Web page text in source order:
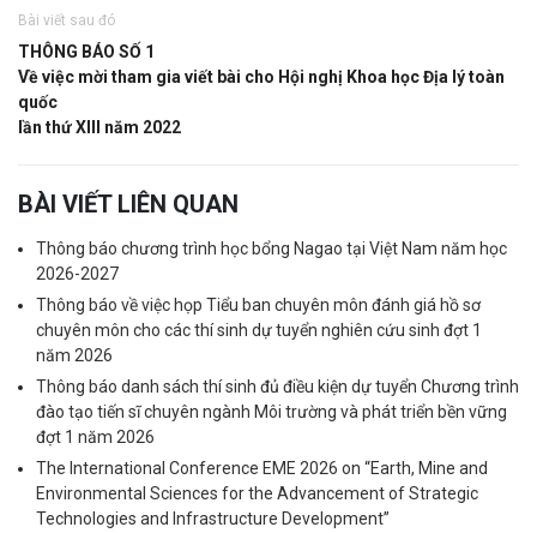
Bài viết sau đó
THÔNG BÁO SỐ 1
Về việc mời tham gia viết bài cho Hội nghị Khoa học Địa lý toàn
quốc
lần thứ XIII năm 2022
BÀI VIẾT LIÊN QUAN
Thông báo chương trình học bổng Nagao tại Việt Nam năm học
2026-2027
Thông báo về việc họp Tiểu ban chuyên môn đánh giá hồ sơ
chuyên môn cho các thí sinh dự tuyển nghiên cứu sinh đợt 1
năm 2026
Thông báo danh sách thí sinh đủ điều kiện dự tuyển Chương trình
đào tạo tiến sĩ chuyên ngành Môi trường và phát triển bền vững
đợt 1 năm 2026
The International Conference EME 2026 on “Earth, Mine and
Environmental Sciences for the Advancement of Strategic
Technologies and Infrastructure Development”